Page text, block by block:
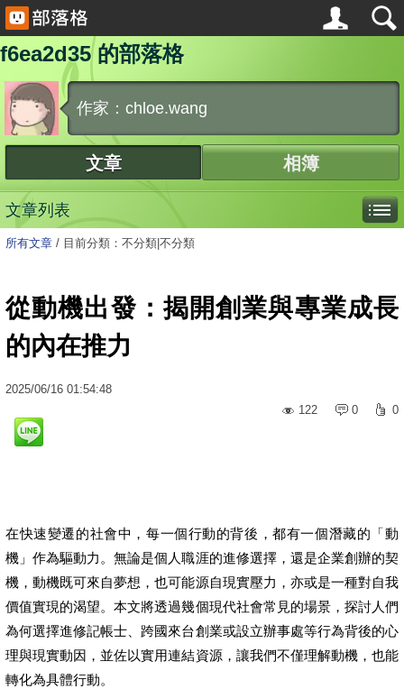
f6ea2d35 的部落格
作家：chloe.wang
文章 相簿
文章列表
所有文章 / 目前分類：不分類|不分類
從動機出發：揭開創業與專業成長
的內在推力
2025/06/16 01:54:48
122
0 0
在快速變遷的社會中，每一個行動的背後，都有一個潛藏的「動
機」作為驅動力。無論是個人職涯的進修選擇，還是企業創辦的契
機，動機既可來自夢想，也可能源自現實壓力，亦或是一種對自我
價值實現的渴望。本文將透過幾個現代社會常見的場景，探討人們
為何選擇進修記帳士、跨國來台創業或設立辦事處等行為背後的心
理與現實動因，並佐以實用連結資源，讓我們不僅理解動機，也能
轉化為具體行動。